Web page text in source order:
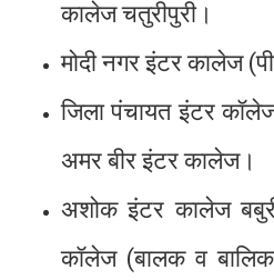
कालेज चतुरीपुरी।
मोदी नगर इंटर कालेज
जिला पंचायत इंटर
अमर बीर इंटर कालेज।
अशोक इंटर कालेज
कॉलेज (बालक व